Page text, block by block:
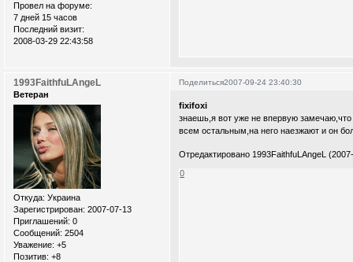
Провел на форуме:
7 дней 15 часов
Последний визит:
2008-03-29 22:43:58
Поделиться2007-09-24 23:40:30
1993FaithfuLAngeL
Ветеран
Откуда: Украина
Зарегистрирован: 2007-07-13
Приглашений: 0
Сообщений: 2504
Уважение: +5
Позитив: +8
fixifoxi
знаешь,я вот уже не впервую замечаю,что
всем остальным,на него наезжают и он
Отредактировано 1993FaithfuLAngeL
0